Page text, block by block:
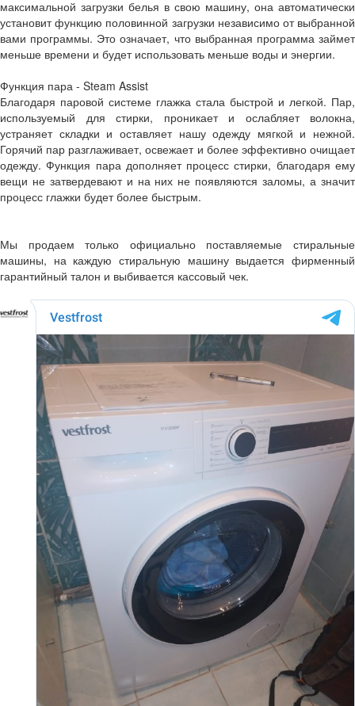
максимальной загрузки белья в свою машину, она автоматически
установит функцию половинной загрузки независимо от выбранной
вами программы. Это означает, что выбранная программа займет
меньше времени и будет использовать меньше воды и энергии.
Функция пара - Steam Assist
Благодаря паровой системе глажка стала быстрой и легкой. Пар,
используемый для стирки, проникает и ослабляет волокна,
устраняет складки и оставляет нашу одежду мягкой и нежной.
Горячий пар разглаживает, освежает и более эффективно очищает
одежду. Функция пара дополняет процесс стирки, благодаря ему
вещи не затвердевают и на них не появляются заломы, а значит
процесс глажки будет более быстрым.
Мы продаем только официально поставляемые стиральные
машины, на каждую стиральную машину выдается фирменный
гарантийный талон и выбивается кассовый чек.